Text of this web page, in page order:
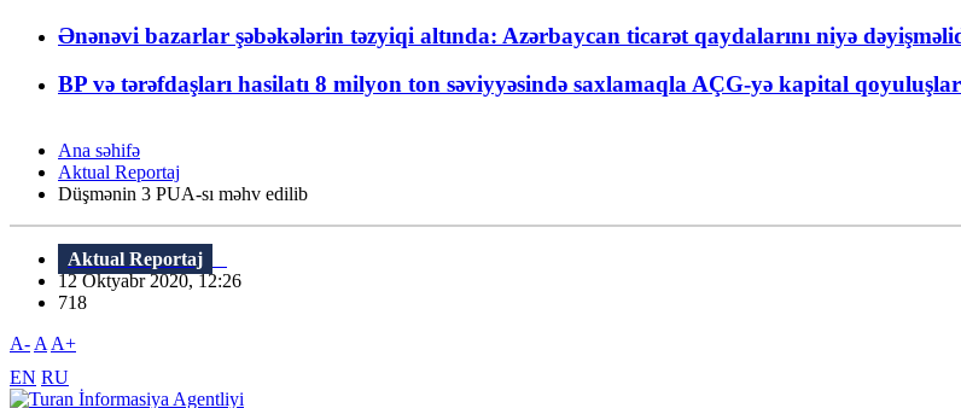
Ənənəvi bazarlar şəbəkələrin təzyiqi altında: Azərbaycan ticarət qaydalarını niyə
BP və tərəfdaşları hasilatı 8 milyon ton səviyyəsində saxlamaqla AÇG-yə kapital
Ana səhifə
Aktual Reportaj
Düşmənin 3 PUA-sı məhv edilib
Aktual Reportaj
12 Oktyabr 2020, 12:26
718
A- A A+
EN RU